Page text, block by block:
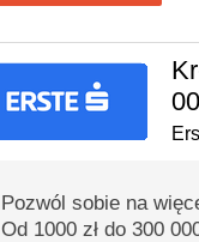
Pozwól sobie na
Od 1000 zł do 300